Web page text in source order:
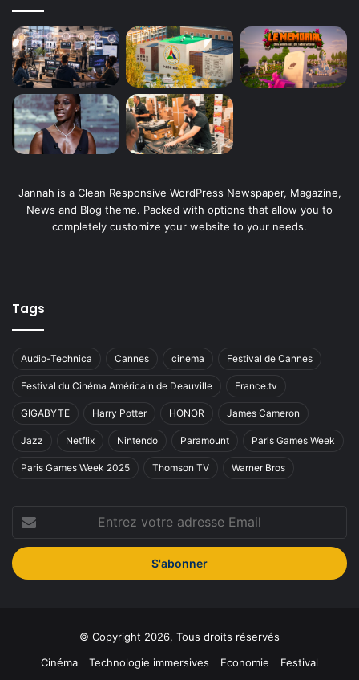
Jannah is a Clean Responsive WordPress Newspaper, Magazine,
News and Blog theme. Packed with options that allow you to
completely customize your website to your needs.
Tags
Audio-Technica Cannes cinema Festival de Cannes
Festival du Cinéma Américain de Deauville France.tv
GIGABYTE Harry Potter HONOR James Cameron
Jazz Netflix Nintendo Paramount Paris Games Week
Paris Games Week 2025 Thomson TV Warner Bros
Entrez
votre
adresse
Email
© Copyright 2026, Tous droits réservés
Cinéma
Technologie immersives Economie Festival